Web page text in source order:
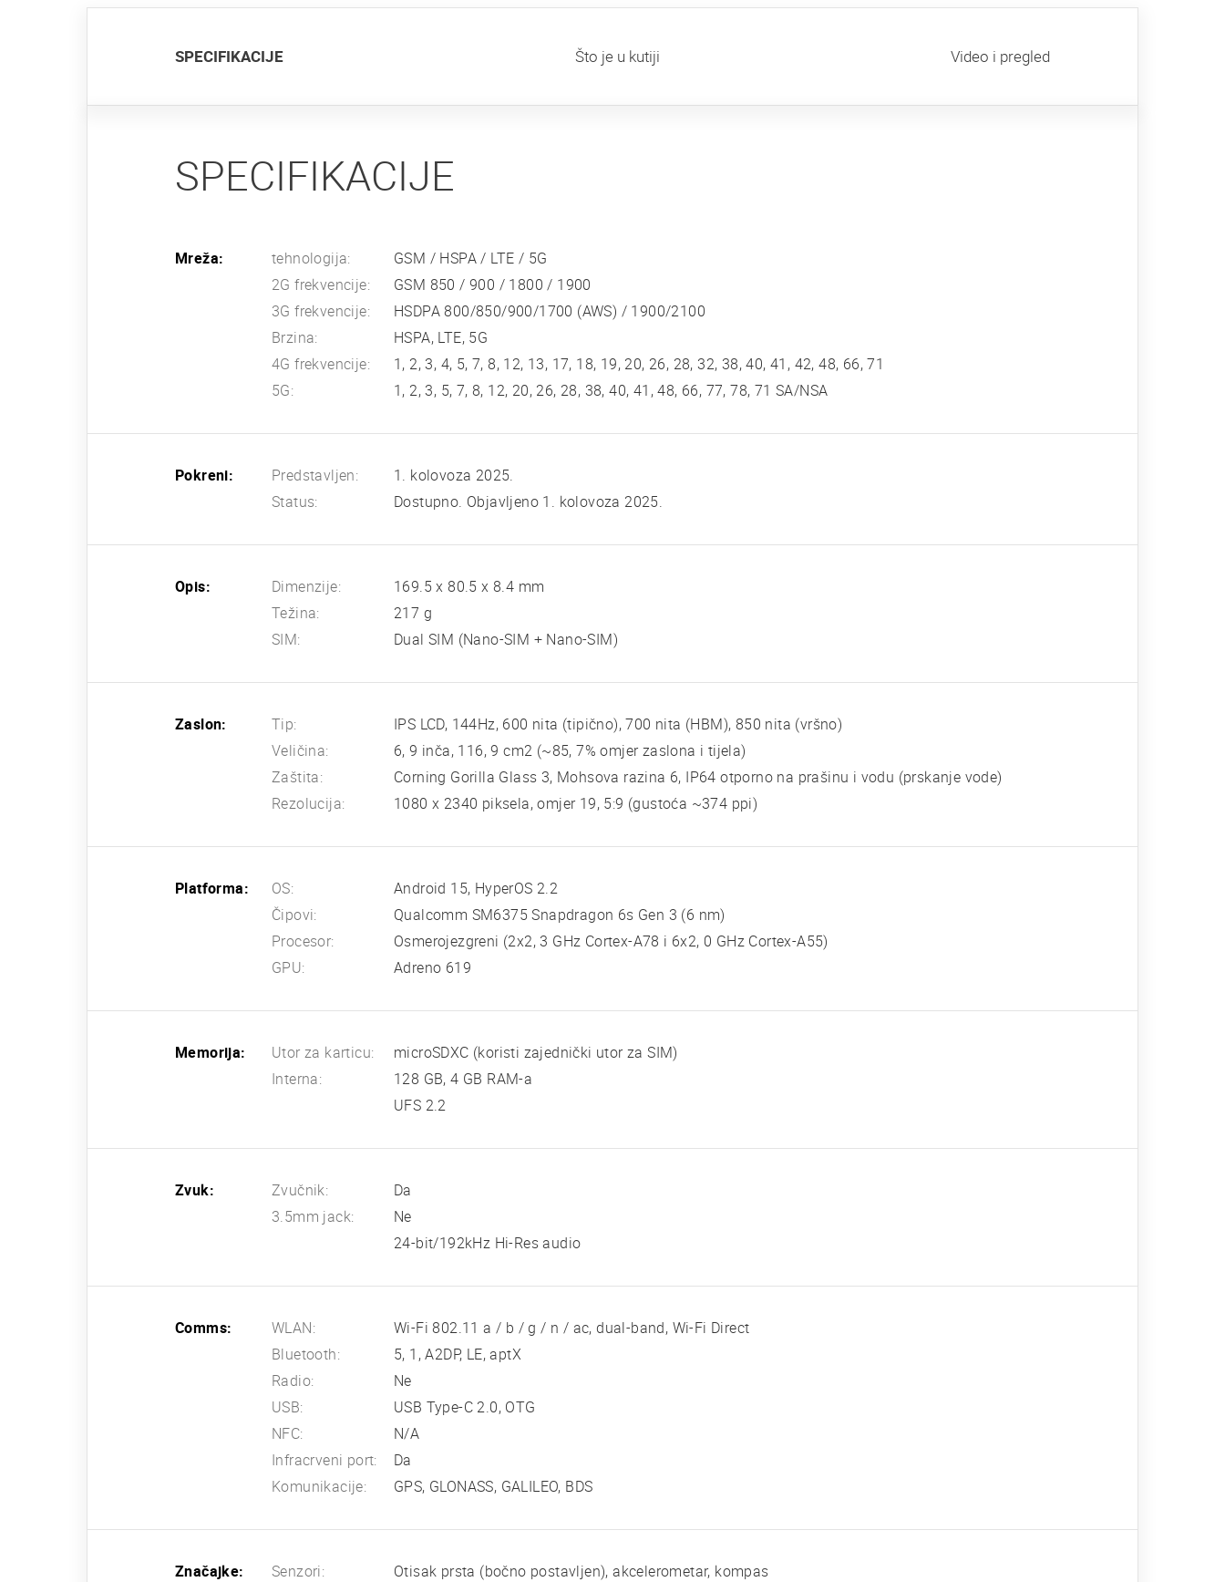
SPECIFIKACIJE Što je u kutiji Video i pregled
SPECIFIKACIJE
Mreža: tehnologija:
GSM / HSPA / LTE / 5G
2G frekvencije:
GSM 850 / 900 / 1800 / 1900
3G frekvencije:
HSDPA 800/850/900/1700 (AWS) / 1900/2100
Brzina:
HSPA, LTE, 5G
4G frekvencije:
1, 2, 3, 4, 5, 7, 8, 12, 13, 17, 18, 19, 20, 26, 28, 32, 38, 40, 41, 42, 48, 66, 71
5G:
1, 2, 3, 5, 7, 8, 12, 20, 26, 28, 38, 40, 41, 48, 66, 77, 78, 71 SA/NSA
Pokreni: Predstavljen:
1. kolovoza 2025.
Status:
Dostupno. Objavljeno 1. kolovoza 2025.
Opis: Dimenzije:
169.5 x 80.5 x 8.4 mm
Težina:
217 g
SIM:
Dual SIM (Nano-SIM + Nano-SIM)
Zaslon: Tip:
IPS LCD, 144Hz, 600 nita (tipično), 700 nita (HBM), 850 nita (vršno)
Veličina:
6, 9 inča, 116, 9 cm2 (~85, 7% omjer zaslona i tijela)
Zaštita:
Corning Gorilla Glass 3, Mohsova razina 6, IP64 otporno na prašinu i vodu (prskanje vode)
Rezolucija:
1080 x 2340 piksela, omjer 19, 5:9 (gustoća ~374 ppi)
Platforma: OS:
Android 15, HyperOS 2.2
Čipovi:
Qualcomm SM6375 Snapdragon 6s Gen 3 (6 nm)
Procesor:
Osmerojezgreni (2x2, 3 GHz Cortex-A78 i 6x2, 0 GHz Cortex-A55)
GPU:
Adreno 619
Memorija: Utor za karticu:
microSDXC (koristi zajednički utor za SIM)
Interna:
128 GB, 4 GB RAM-a
UFS 2.2
Zvuk: Zvučnik:
Da
3.5mm jack:
Ne
24-bit/192kHz Hi-Res audio
Comms: WLAN:
Wi-Fi 802.11 a / b / g / n / ac, dual-band, Wi-Fi Direct
Bluetooth:
5, 1, A2DP, LE, aptX
Radio:
Ne
USB:
USB Type-C 2.0, OTG
NFC:
N/A
Infracrveni port:
Da
Komunikacije:
GPS, GLONASS, GALILEO, BDS
Značajke: Senzori: Otisak prsta (bočno postavljen), akcelerometar, kompas